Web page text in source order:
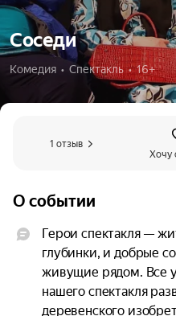
Соседи
Комедия  •  Спектакль  •  16+
1 отзыв
Хочу
О событии
Герои спектакля —
глубинки, и добрые
живущие рядом. Все у
нашего спектакля
деревенского